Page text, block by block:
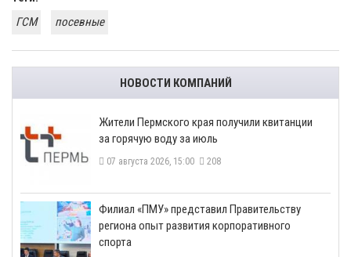
ГСМ
посевные
НОВОСТИ КОМПАНИЙ
​Жители Пермского края получили квитанции
за горячую воду за июль
07 августа 2026, 15:00 208
​Филиал «ПМУ» представил Правительству
региона опыт развития корпоративного
спорта